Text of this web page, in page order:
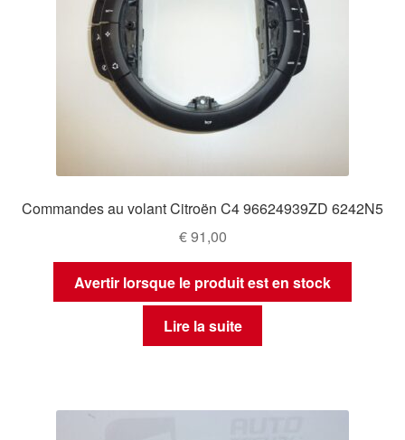
Commandes au volant Citroën C4 96624939ZD 6242N5
€91,00
Avertir lorsque le produit est en stock
Lire la suite